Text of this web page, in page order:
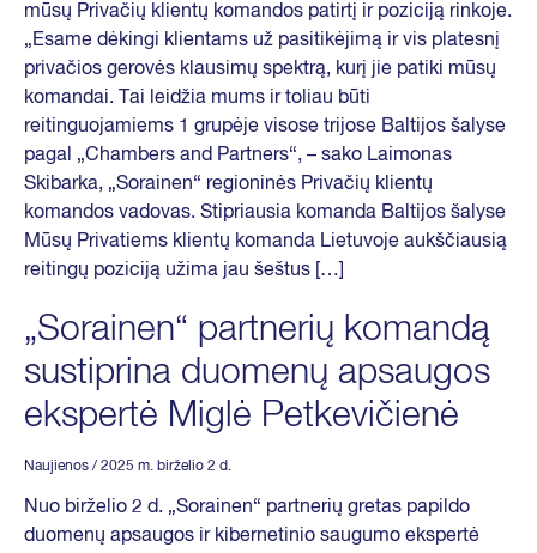
mūsų Privačių klientų komandos patirtį ir poziciją rinkoje.
„Esame dėkingi klientams už pasitikėjimą ir vis platesnį
privačios gerovės klausimų spektrą, kurį jie patiki mūsų
komandai. Tai leidžia mums ir toliau būti
reitinguojamiems 1 grupėje visose trijose Baltijos šalyse
pagal „Chambers and Partners“, – sako Laimonas
Skibarka, „Sorainen“ regioninės Privačių klientų
komandos vadovas. Stipriausia komanda Baltijos šalyse
Mūsų Privatiems klientų komanda Lietuvoje aukščiausią
reitingų poziciją užima jau šeštus […]
„Sorainen“ partnerių komandą
sustiprina duomenų apsaugos
ekspertė Miglė Petkevičienė
Naujienos / 2025 m. birželio 2 d.
Nuo birželio 2 d. „Sorainen“ partnerių gretas papildo
duomenų apsaugos ir kibernetinio saugumo ekspertė